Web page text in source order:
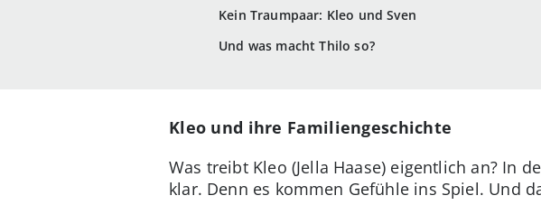
Kein Traumpaar: Kleo und Sven
Und was macht Thilo so?
Kleo und ihre Familiengeschichte
Was treibt Kleo (Jella Haase) eigentlich an? In
klar. Denn es kommen Gefühle ins Spiel. Und